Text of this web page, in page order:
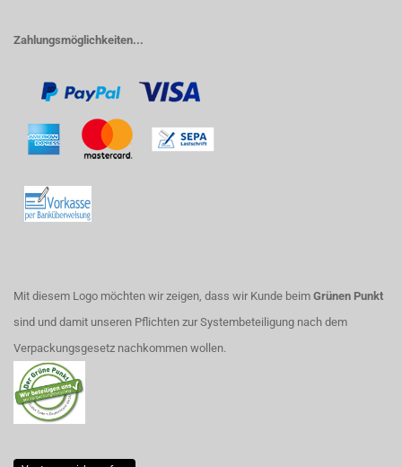
Zahlungsmöglichkeiten...
Mit diesem Logo möchten wir zeigen, dass wir Kunde beim Grünen Punkt
sind und damit unseren Pflichten zur Systembeteiligung nach dem
Verpackungsgesetz nachkommen wollen.